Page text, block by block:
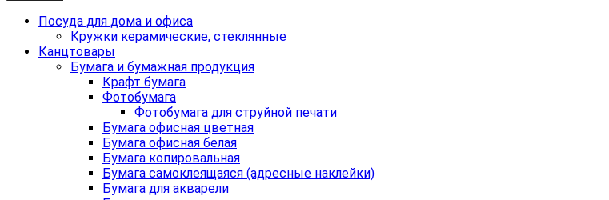
Посуда для дома и офиса
Кружки керамические, стеклянные
Канцтовары
Бумага и бумажная продукция
Крафт бумага
Фотобумага
Фотобумага для струйной печати
Бумага офисная цветная
Бумага офисная белая
Бумага копировальная
Бумага самоклеящаяся (адресные наклейки)
Бумага для акварели